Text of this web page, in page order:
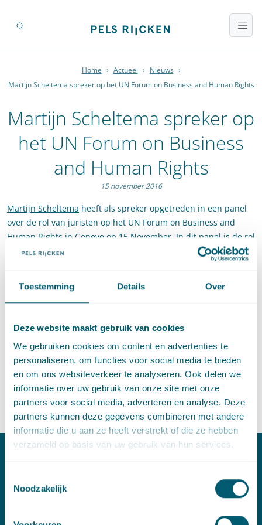
Toestemming Details Over
Deze website maakt gebruik van cookies
We gebruiken cookies om content en advertenties te
personaliseren, om functies voor social media te bieden
en om ons websiteverkeer te analyseren. Ook delen we
informatie over uw gebruik van onze site met onze
partners voor social media, adverteren en analyse. Deze
partners kunnen deze gegevens combineren met andere
informatie die u aan ze heeft verstrekt of die ze hebben
verzameld op basis van uw gebruik van hun services.
Noodzakelijk
Home › Actueel › Nieuws ›
Martijn Scheltema spreker op het UN Forum on Business and Human Rights
Martijn Scheltema spreker op
het UN Forum on Business
and Human Rights
15 november 2016
Martijn Scheltema heeft als spreker opgetreden in een panel
over de rol van juristen op het UN Forum on Business and
Human Rights in Geneve op 15 November. In dit panel is de rol
van juristen besproken in verband met business and human
rights, waaronder de functie die zij in verband met het
geschilbeslechting. Hij heeft benadrukt dat de huidige
contracten moeten worden verbeterd. Deze functioneren
met geschilbeslechting is hij vooral ingegaan op door
bedrijven ontwikkelde klachtenmechanismen. Deze
functioneren nu vaak niet goed omdat de potentiele
gebruikers daar weinig vertrouwen in hebben. Het is
noodzakelijk deze gezamenlijk te ontwikkelen met deze
potentiele gebruikers.
T:+31 70 515 3000